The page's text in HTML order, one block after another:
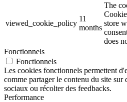
viewed_cookie_policy
11
months
The
store
does
Fonctionnels
Fonctionnels
Les cookies fonctionnels permettent
comme partager le contenu du site sur
sociaux ou récolter des feedbacks.
Performance